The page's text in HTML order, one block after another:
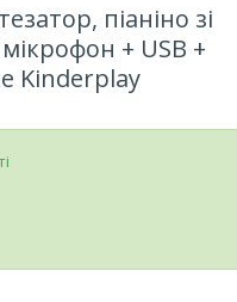
піаніно зі
+ USB +
Kinderplay